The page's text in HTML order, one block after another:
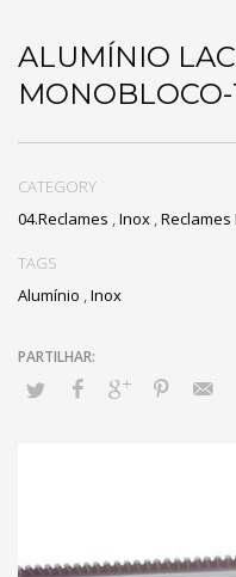
ALUMÍNIO
MONOBLOCO-
CATEGORY
04.Reclames ,Inox ,
TAGS
Alumínio ,Inox